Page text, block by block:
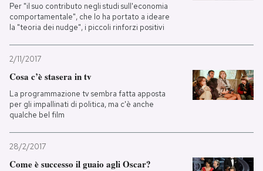
Per "il suo contributo negli studi sull'economia
comportamentale", che lo ha portato a ideare
la "teoria dei nudge", i piccoli rinforzi positivi
2/11/2017
Cosa c’è stasera in tv
La programmazione tv sembra fatta apposta
per gli impallinati di politica, ma c'è anche
qualche bel film
28/2/2017
Come è successo il guaio agli Oscar?